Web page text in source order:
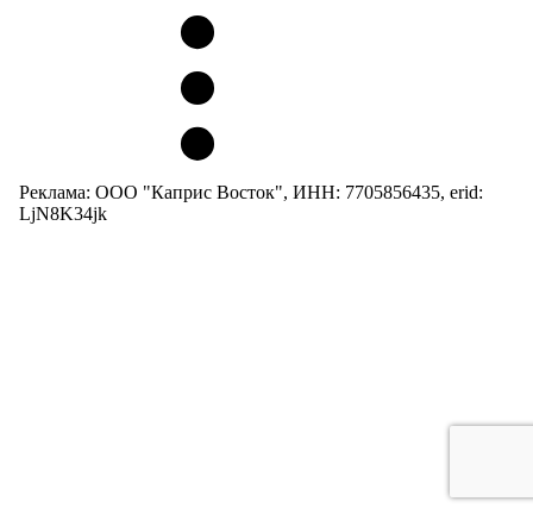
Реклама: ООО "Каприс Восток", ИНН: 7705856435, erid:
LjN8K34jk